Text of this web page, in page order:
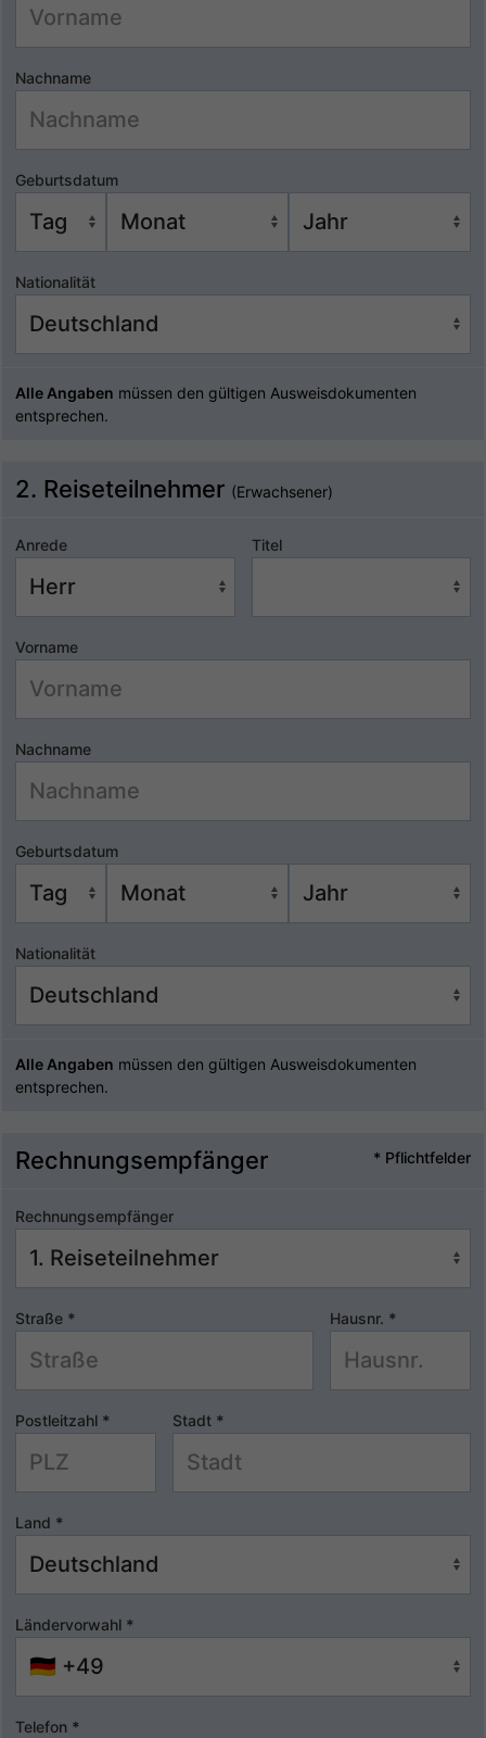
Nachname
Geburtsdatum
Nationalität
Alle Angaben müssen den gültigen Ausweisdokumenten
entsprechen.
2. Reiseteilnehmer (Erwachsener)
Anrede Titel
Vorname
Nachname
Geburtsdatum
Nationalität
Alle Angaben müssen den gültigen Ausweisdokumenten
entsprechen.
Rechnungsempfänger * Pflichtfelder
Rechnungsempfänger
Straße * Hausnr. *
Postleitzahl * Stadt *
Land *
Ländervorwahl *
Telefon *